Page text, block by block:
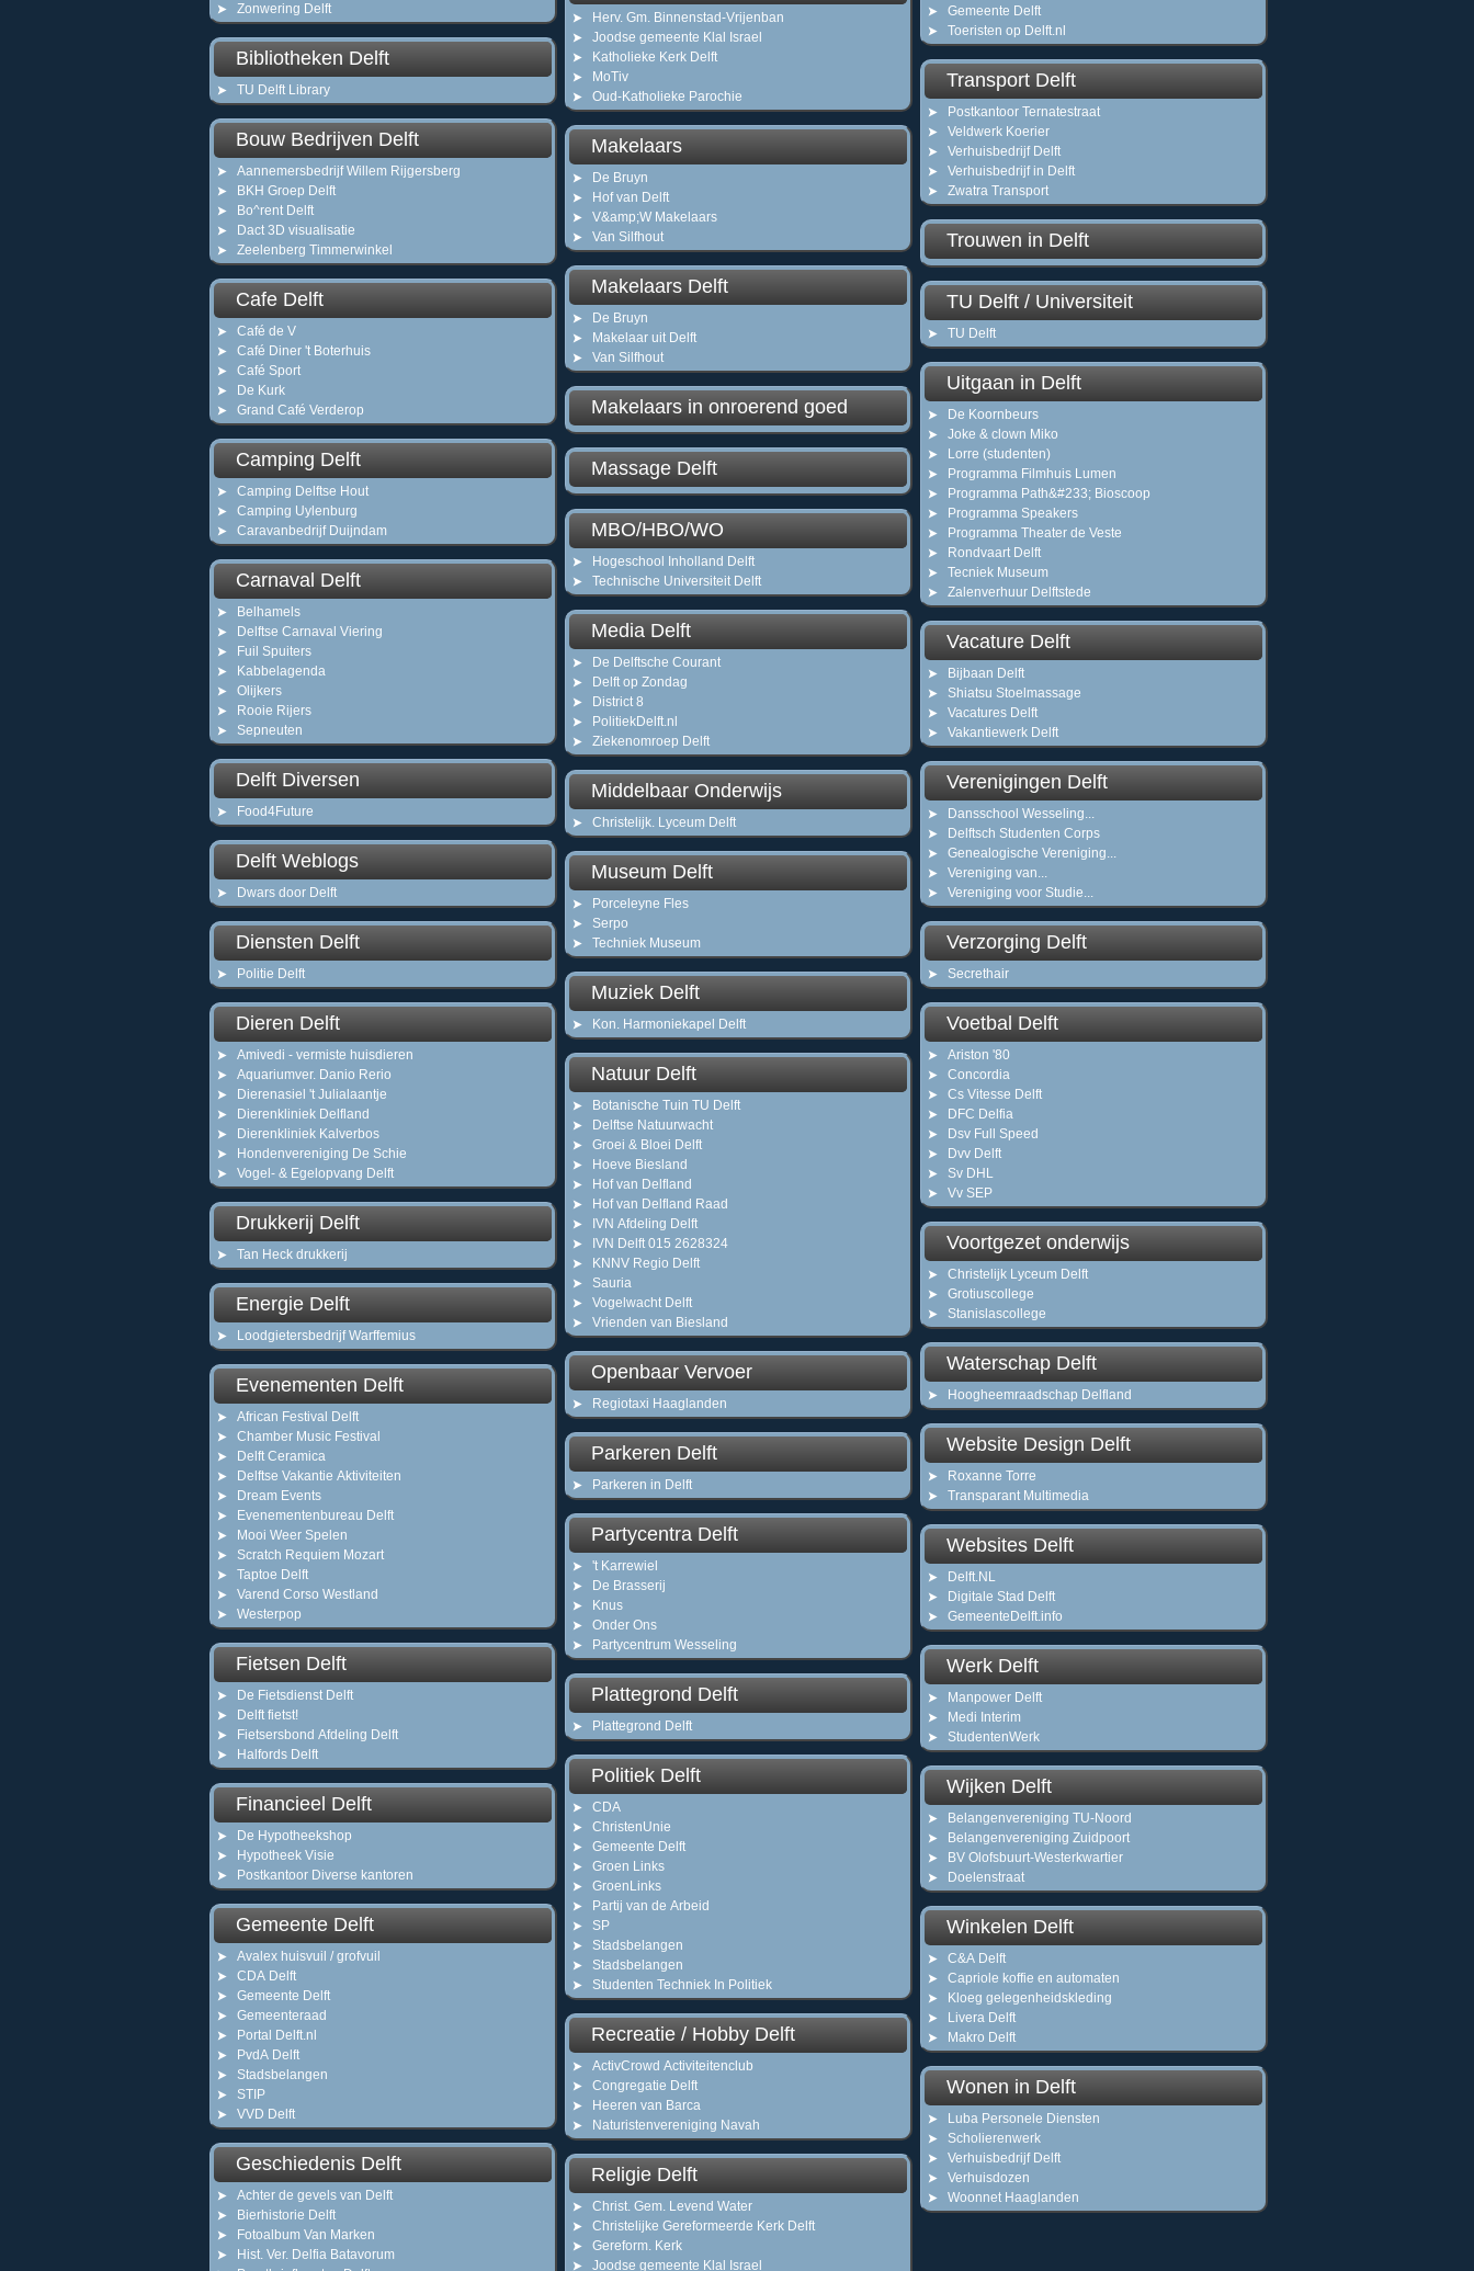
Zonwering Delft
Bibliotheken Delft
TU Delft Library
Bouw Bedrijven Delft
Aannemersbedrijf Willem Rijgersberg
BKH Groep Delft
Bo^rent Delft
Dact 3D visualisatie
Zeelenberg Timmerwinkel
Cafe Delft
Café de V
Café Diner 't Boterhuis
Café Sport
De Kurk
Grand Café Verderop
Camping Delft
Camping Delftse Hout
Camping Uylenburg
Caravanbedrijf Duijndam
Carnaval Delft
Belhamels
Delftse Carnaval Viering
Fuil Spuiters
Kabbelagenda
Olijkers
Rooie Rijers
Sepneuten
Delft Diversen
Food4Future
Delft Weblogs
Dwars door Delft
Diensten Delft
Politie Delft
Dieren Delft
Amivedi - vermiste huisdieren
Aquariumver. Danio Rerio
Dierenasiel 't Julialaantje
Dierenkliniek Delfland
Dierenkliniek Kalverbos
Hondenvereniging De Schie
Vogel- & Egelopvang Delft
Drukkerij Delft
Tan Heck drukkerij
Energie Delft
Loodgietersbedrijf Warffemius
Evenementen Delft
African Festival Delft
Chamber Music Festival
Delft Ceramica
Delftse Vakantie Aktiviteiten
Dream Events
Evenementenbureau Delft
Mooi Weer Spelen
Scratch Requiem Mozart
Taptoe Delft
Varend Corso Westland
Westerpop
Fietsen Delft
De Fietsdienst Delft
Delft fietst!
Fietsersbond Afdeling Delft
Halfords Delft
Financieel Delft
De Hypotheekshop
Hypotheek Visie
Postkantoor Diverse kantoren
Gemeente Delft
Avalex huisvuil / grofvuil
CDA Delft
Gemeente Delft
Gemeenteraad
Portal Delft.nl
PvdA Delft
Stadsbelangen
STIP
VVD Delft
Geschiedenis Delft
Achter de gevels van Delft
Bierhistorie Delft
Fotoalbum Van Marken
Hist. Ver. Delfia Batavorum
Herv. Gm. Binnenstad-Vrijenban
Joodse gemeente Klal Israel
Katholieke Kerk Delft
MoTiv
Oud-Katholieke Parochie
Makelaars
De Bruyn
Hof van Delft
V&amp;W Makelaars
Van Silfhout
Makelaars Delft
De Bruyn
Makelaar uit Delft
Van Silfhout
Makelaars in onroerend goed
Massage Delft
MBO/HBO/WO
Hogeschool Inholland Delft
Technische Universiteit Delft
Media Delft
De Delftsche Courant
Delft op Zondag
District 8
PolitiekDelft.nl
Ziekenomroep Delft
Middelbaar Onderwijs
Christelijk. Lyceum Delft
Museum Delft
Porceleyne Fles
Serpo
Techniek Museum
Muziek Delft
Kon. Harmoniekapel Delft
Natuur Delft
Botanische Tuin TU Delft
Delftse Natuurwacht
Groei & Bloei Delft
Hoeve Biesland
Hof van Delfland
Hof van Delfland Raad
IVN Afdeling Delft
IVN Delft 015 2628324
KNNV Regio Delft
Sauria
Vogelwacht Delft
Vrienden van Biesland
Openbaar Vervoer
Regiotaxi Haaglanden
Parkeren Delft
Parkeren in Delft
Partycentra Delft
't Karrewiel
De Brasserij
Knus
Onder Ons
Partycentrum Wesseling
Plattegrond Delft
Plattegrond Delft
Politiek Delft
CDA
ChristenUnie
Gemeente Delft
Groen Links
GroenLinks
Partij van de Arbeid
SP
Stadsbelangen
Stadsbelangen
Studenten Techniek In Politiek
Recreatie / Hobby Delft
ActivCrowd Activiteitenclub
Congregatie Delft
Heeren van Barca
Naturistenvereniging Navah
Religie Delft
Christ. Gem. Levend Water
Christelijke Gereformeerde Kerk Delft
Gereform. Kerk
Joodse gemeente Klal Israel
Gemeente Delft
Toeristen op Delft.nl
Transport Delft
Postkantoor Ternatestraat
Veldwerk Koerier
Verhuisbedrijf Delft
Verhuisbedrijf in Delft
Zwatra Transport
Trouwen in Delft
TU Delft / Universiteit
TU Delft
Uitgaan in Delft
De Koornbeurs
Joke & clown Miko
Lorre (studenten)
Programma Filmhuis Lumen
Programma Path&#233; Bioscoop
Programma Speakers
Programma Theater de Veste
Rondvaart Delft
Tecniek Museum
Zalenverhuur Delftstede
Vacature Delft
Bijbaan Delft
Shiatsu Stoelmassage
Vacatures Delft
Vakantiewerk Delft
Verenigingen Delft
Dansschool Wesseling...
Delftsch Studenten Corps
Genealogische Vereniging...
Vereniging van...
Vereniging voor Studie...
Verzorging Delft
Secrethair
Voetbal Delft
Ariston '80
Concordia
Cs Vitesse Delft
DFC Delfia
Dsv Full Speed
Dvv Delft
Sv DHL
Vv SEP
Voortgezet onderwijs
Christelijk Lyceum Delft
Grotiuscollege
Stanislascollege
Waterschap Delft
Hoogheemraadschap Delfland
Website Design Delft
Roxanne Torre
Transparant Multimedia
Websites Delft
Delft.NL
Digitale Stad Delft
GemeenteDelft.info
Werk Delft
Manpower Delft
Medi Interim
StudentenWerk
Wijken Delft
Belangenvereniging TU-Noord
Belangenvereniging Zuidpoort
BV Olofsbuurt-Westerkwartier
Doelenstraat
Winkelen Delft
C&A Delft
Capriole koffie en automaten
Kloeg gelegenheidskleding
Livera Delft
Makro Delft
Wonen in Delft
Luba Personele Diensten
Scholierenwerk
Verhuisbedrijf Delft
Verhuisdozen
Woonnet Haaglanden